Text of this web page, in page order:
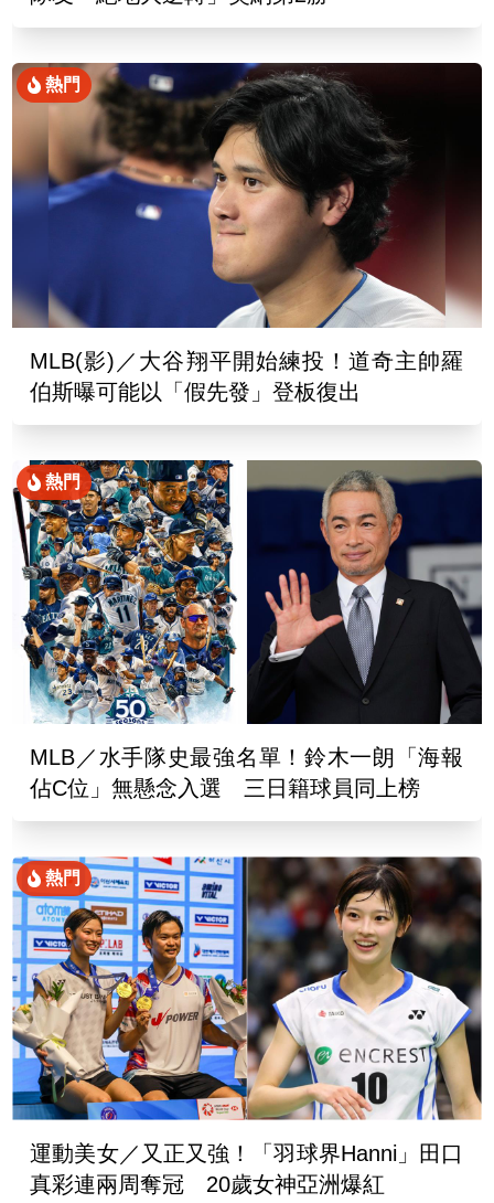
熱門
MLB(影)／大谷翔平開始練投！道奇主帥羅
伯斯曝可能以「假先發」登板復出
熱門
MLB／水手隊史最強名單！鈴木一朗「海報
佔C位」無懸念入選 三日籍球員同上榜
熱門
運動美女／又正又強！「羽球界Hanni」田口
真彩連兩周奪冠 20歲女神亞洲爆紅